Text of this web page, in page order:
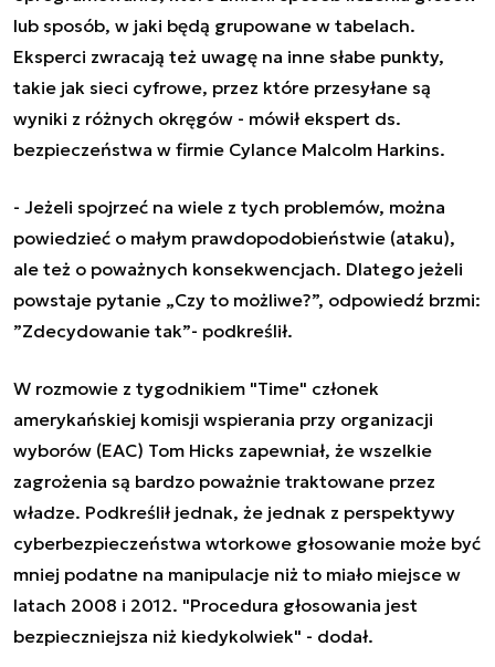
lub sposób, w jaki będą grupowane w tabelach.
Eksperci zwracają też uwagę na inne słabe punkty,
takie jak sieci cyfrowe, przez które przesyłane są
wyniki z różnych okręgów - mówił ekspert ds.
bezpieczeństwa w firmie Cylance Malcolm Harkins.
- Jeżeli spojrzeć na wiele z tych problemów, można
powiedzieć o małym prawdopodobieństwie (ataku),
ale też o poważnych konsekwencjach. Dlatego jeżeli
powstaje pytanie „Czy to możliwe?”, odpowiedź brzmi:
”Zdecydowanie tak”- podkreślił.
W rozmowie z tygodnikiem "Time" członek
amerykańskiej komisji wspierania przy organizacji
wyborów (EAC) Tom Hicks zapewniał, że wszelkie
zagrożenia są bardzo poważnie traktowane przez
władze. Podkreślił jednak, że jednak z perspektywy
cyberbezpieczeństwa wtorkowe głosowanie może być
mniej podatne na manipulacje niż to miało miejsce w
latach 2008 i 2012. "Procedura głosowania jest
bezpieczniejsza niż kiedykolwiek" - dodał.